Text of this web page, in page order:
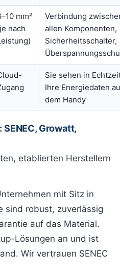
mm²
nach
Verbindung
allen Komponenten,
Sicherheitsschalter,
Sie sehen in
Ihre Energiedaten
dem Handy
Growatt,
etablierten Herstellern
mit Sitz in
sind robust, zuverlässig
auf das Material.
Lösungen an und ist
Wir vertrauen SENEC